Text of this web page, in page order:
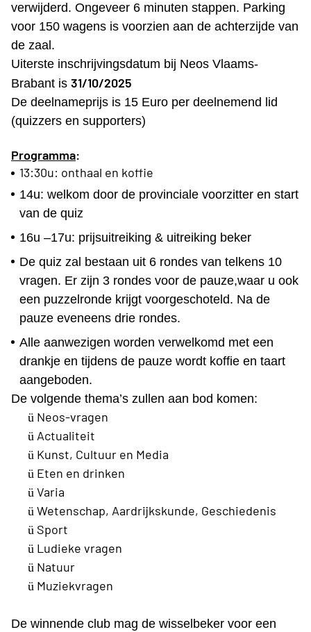
verwijderd. Ongeveer 6 minuten stappen. Parking
voor 150 wagens is voorzien aan de achterzijde van
de zaal.
Uiterste inschrijvingsdatum bij Neos Vlaams-
Brabant is 31/10/2025
De deelnameprijs is 15 Euro per deelnemend lid
(quizzers en supporters)
Programma:
13:30u: onthaal en koffie
14u: welkom door de provinciale voorzitter en start
van de quiz
16u –17u: prijsuitreiking & uitreiking beker
De quiz zal bestaan uit 6 rondes van telkens 10
vragen. Er zijn 3 rondes voor de pauze,waar u ook
een puzzelronde krijgt voorgeschoteld. Na de
pauze eveneens drie rondes.
Alle aanwezigen worden verwelkomd met een
drankje en tijdens de pauze wordt koffie en taart
aangeboden.
De volgende thema’s zullen aan bod komen:
ü Neos-vragen
ü Actualiteit
ü Kunst, Cultuur en Media
ü Eten en drinken
ü Varia
ü Wetenschap, Aardrijkskunde, Geschiedenis
ü Sport
ü Ludieke vragen
ü Natuur
ü Muziekvragen
De winnende club mag de wisselbeker voor een